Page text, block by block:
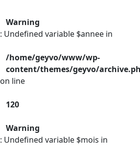
Warning
: Undefined variable $annee in
/home/geyvo/www/wp-
content/themes/geyvo/
on line
120
Warning
: Undefined variable $mois in